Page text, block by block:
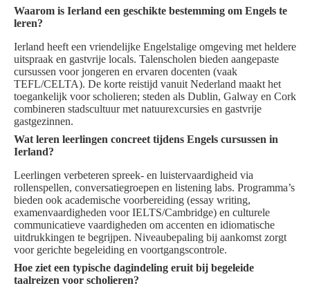
Waarom is Ierland een geschikte bestemming om Engels te
leren?
Ierland heeft een vriendelijke Engelstalige omgeving met heldere
uitspraak en gastvrije locals. Talenscholen bieden aangepaste
cursussen voor jongeren en ervaren docenten (vaak
TEFL/CELTA). De korte reistijd vanuit Nederland maakt het
toegankelijk voor scholieren; steden als Dublin, Galway en Cork
combineren stadscultuur met natuurexcursies en gastvrije
gastgezinnen.
Wat leren leerlingen concreet tijdens Engels cursussen in
Ierland?
Leerlingen verbeteren spreek- en luistervaardigheid via
rollenspellen, conversatiegroepen en listening labs. Programma’s
bieden ook academische voorbereiding (essay writing,
examenvaardigheden voor IELTS/Cambridge) en culturele
communicatieve vaardigheden om accenten en idiomatische
uitdrukkingen te begrijpen. Niveaubepaling bij aankomst zorgt
voor gerichte begeleiding en voortgangscontrole.
Hoe ziet een typische dagindeling eruit bij begeleide
taalreizen voor scholieren?